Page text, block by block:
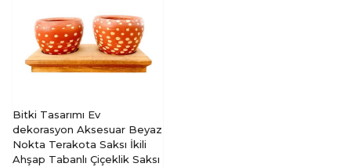
Bitki Tasarımı Ev
dekorasyon Aksesuar Beyaz
Nokta Terakota Saksı İkili
Ahşap Tabanlı Çiçeklik Saksı